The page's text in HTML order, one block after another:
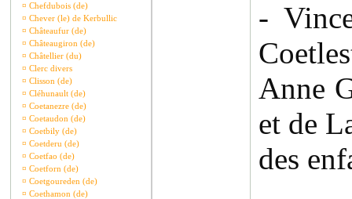
¤ Chefdubois (de)
¤ Chever (le) de Kerbullic
¤ Châteaufur (de)
¤ Châteaugiron (de)
¤ Châtellier (du)
¤ Clerc divers
¤ Clisson (de)
¤ Cléhunault (de)
¤ Coetanezre (de)
¤ Coetaudon (de)
¤ Coetbily (de)
¤ Coetderu (de)
¤ Coetfao (de)
¤ Coetforn (de)
¤ Coetgoureden (de)
¤ Coethamon (de)
-
Anne
et de
des